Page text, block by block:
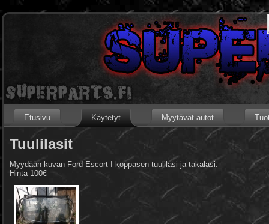
Etusivu Käytetyt Myytävät autot
Tuulilasit
Myydään kuvan Ford Escort I koppasen tuulilasi ja takalasi.
Hinta 100€